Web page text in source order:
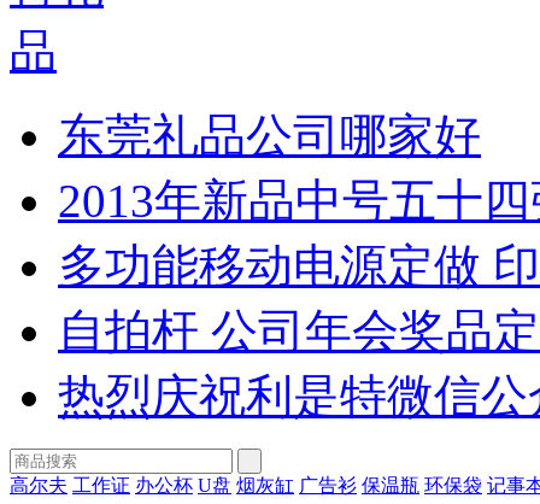
东莞礼品公司哪家好
2013年新品中号五十
多功能移动电源定做
自拍杆 公司年会奖品
热烈庆祝利是特微信
高尔夫 工作证 办公杯 U盘 烟灰缸 广告衫 保温瓶 环保袋 记事